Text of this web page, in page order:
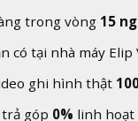
trong vòng 15
có tại nhà máy Elip
ghi hình thật
góp 0% linh hoạt